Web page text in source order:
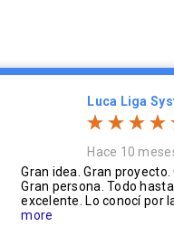
Luca Liga
Hace 10
Gran idea. Gran
Gran persona. Todo
excelente. Lo conocí por
more